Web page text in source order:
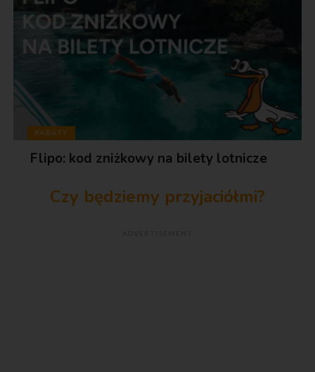
RABATY
Flipo: kod zniżkowy na bilety lotnicze
Czy będziemy przyjaciółmi?